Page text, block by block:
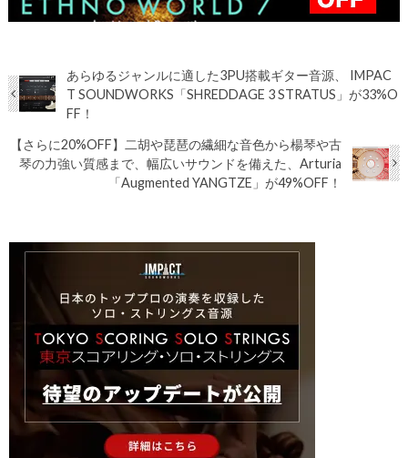
あらゆるジャンルに適した3PU搭載ギター音源、 IMPAC
T SOUNDWORKS「SHREDDAGE 3 STRATUS」が33%O
FF！
【さらに20%OFF】二胡や琵琶の繊細な音色から楊琴や古
琴の力強い質感まで、幅広いサウンドを備えた、Arturia
「Augmented YANGTZE」が49%OFF！